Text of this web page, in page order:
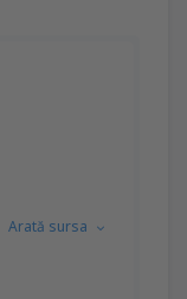
Arată sursa